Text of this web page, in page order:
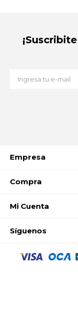
Empresa
Compra
Mi Cuenta
Síguenos